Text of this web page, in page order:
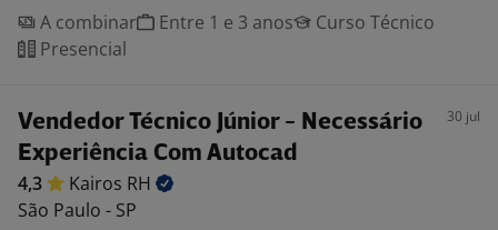
A combinar
Entre 1 e 3 anos
Curso Técnico
Presencial
Vendedor Técnico Júnior - Necessário
Experiência Com Autocad
30 jul
4,3 Kairos RH
São Paulo - SP